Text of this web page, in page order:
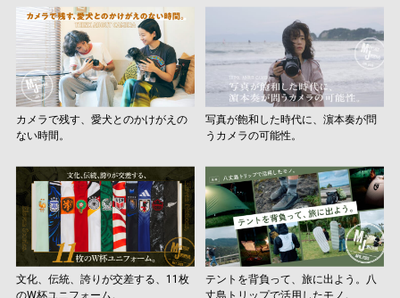
カメラで残す、愛犬とのかけがえの
ない時間。
写真が飽和した時代に、濵本奏が問
うカメラの可能性。
文化、伝統、誇りが交差する、11枚
のW杯ユニフォーム。
テントを背負って、旅に出よう。八
丈島トリップで活用したモノ。